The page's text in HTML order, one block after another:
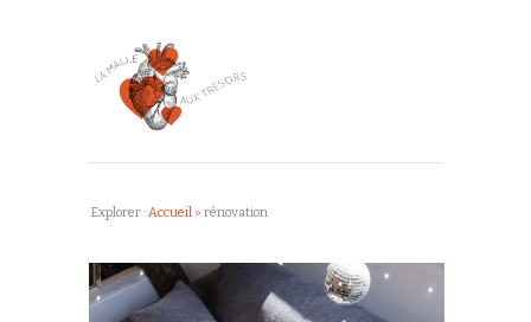
Explorer :Accueil » rénovation